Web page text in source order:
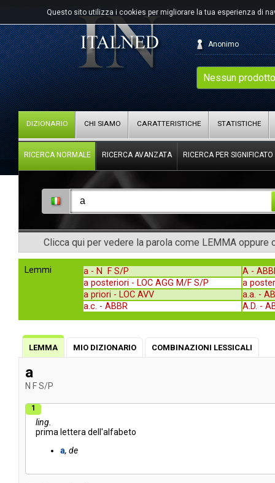
Questo sito utilizza i cookies per migliorare la tua esperienza di
Nessun
Anonimo
DIZIONARIO CHI SIAMO CARATTERISTICHE STATISTICHE
RICERCA NORMALE RICERCA AVANZATA RICERCA PER SIGNIFICATO
Clicca qui per vedere la parola come LEMMA oppure
Lemmi a - N F S/P A -
a posteriori - LOC AGG M/F S/P
a
a priori - LOC AVV a.a. -
a.c. - ABBR A.D. -
LEMMA MIO DIZIONARIO COMBINAZIONI LESSICALI
a
N FS/P
1
ling.
prima lettera dell'alfabeto
a de